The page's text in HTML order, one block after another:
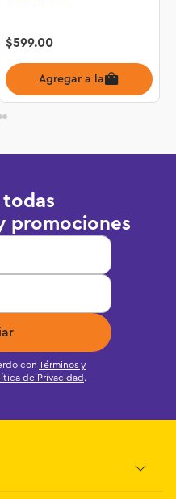
$599.00
Agregar a la bolsa
todas
promociones
con Términos y
de Privacidad .